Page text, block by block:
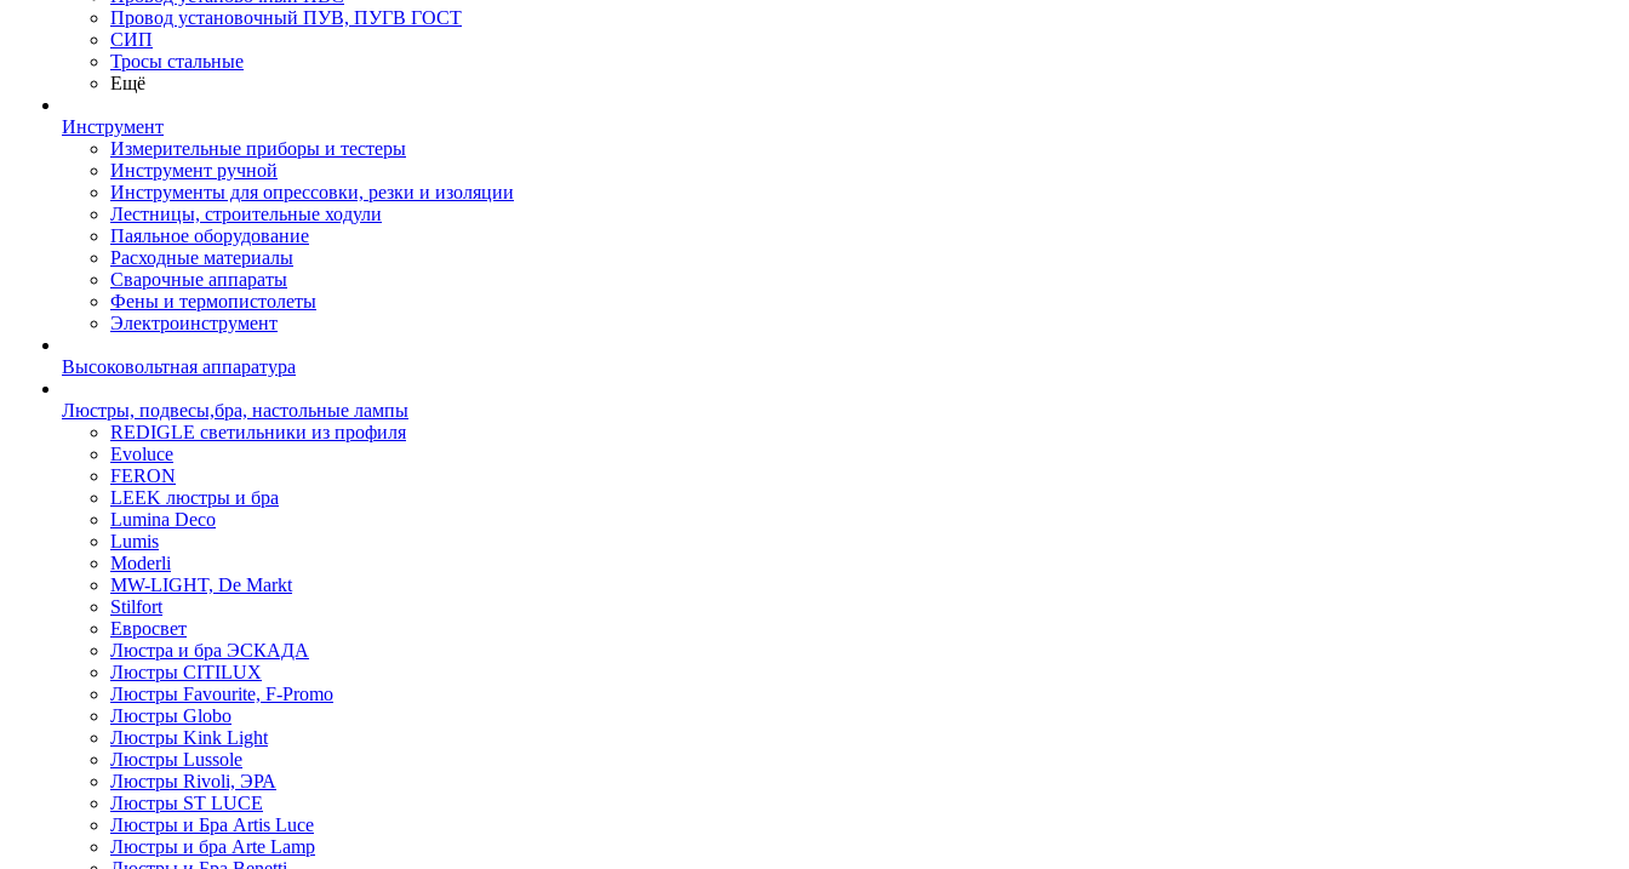
Провод установочный ПУВ, ПУГВ ГОСТ
СИП
Тросы стальные
Ещё
Инструмент
Измерительные приборы и тестеры
Инструмент ручной
Инструменты для опрессовки, резки и изоляции
Лестницы, строительные ходули
Паяльное оборудование
Расходные материалы
Сварочные аппараты
Фены и термопистолеты
Электроинструмент
Высоковольтная аппаратура
Люстры, подвесы,бра, настольные лампы
REDIGLE светильники из профиля
Evoluce
FERON
LEEK люстры и бра
Lumina Deco
Lumis
Moderli
MW-LIGHT, De Markt
Stilfort
Евросвет
Люстра и бра ЭСКАДА
Люстры CITILUX
Люстры Favourite, F-Promo
Люстры Globo
Люстры Kink Light
Люстры Lussole
Люстры Rivoli, ЭРА
Люстры ST LUCE
Люстры и Бра Artis Luce
Люстры и бра Arte Lamp